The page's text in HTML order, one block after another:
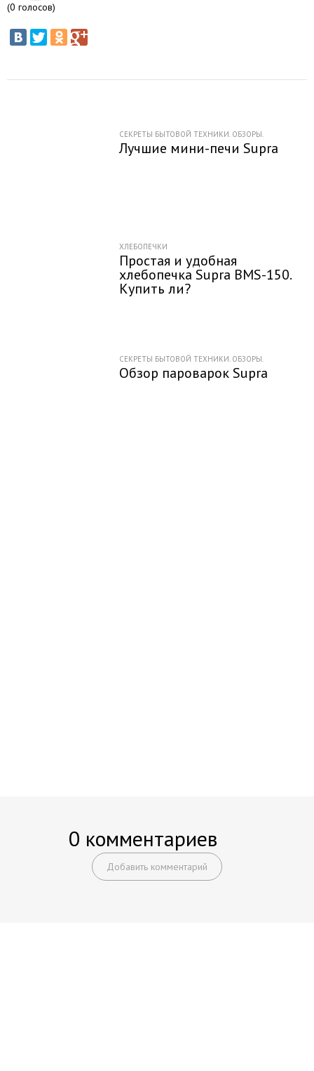
(0 голосов)
СЕКРЕТЫ БЫТОВОЙ ТЕХНИКИ. ОБЗОРЫ.
Лучшие мини-печи Supra
ХЛЕБОПЕЧКИ
Простая и удобная
хлебопечка Supra BMS-150.
Купить ли?
СЕКРЕТЫ БЫТОВОЙ ТЕХНИКИ. ОБЗОРЫ.
Обзор пароварок Supra
0 комментариев
Добавить комментарий